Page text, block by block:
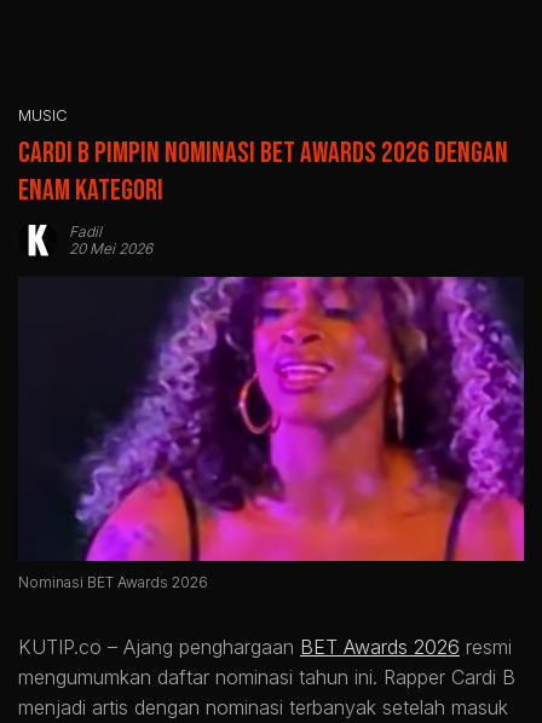
MUSIC
Cardi B Pimpin Nominasi BET Awards 2026 dengan
Enam Kategori
Fadil
20 Mei 2026
Nominasi BET Awards 2026
KUTIP.co – Ajang penghargaan BET Awards 2026 resmi
mengumumkan daftar nominasi tahun ini. Rapper Cardi B
menjadi artis dengan nominasi terbanyak setelah masuk